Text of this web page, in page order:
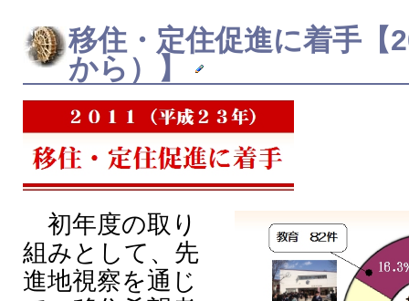
移住・定住促進に着手【
から）】
初年度の取り
組みとして、先
進地視察を通じ